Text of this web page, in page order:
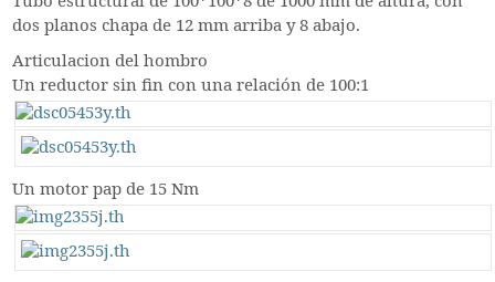
dos planos chapa de 12 mm arriba y 8 abajo.
Articulacion del hombro
Un reductor sin fin con una relación de 100:1
Un motor pap de 15 Nm